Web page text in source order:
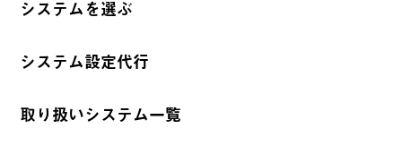
システムを選ぶ
システム設定代行
取り扱いシステム一覧